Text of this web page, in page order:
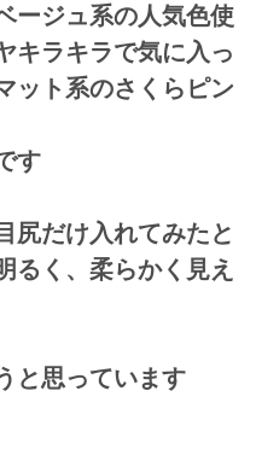
ージュ系の人気色使
キラキラで気に入っ
ット系のさくらピン
す
尻だけ入れてみたと
るく、柔らかく見え
と思っています